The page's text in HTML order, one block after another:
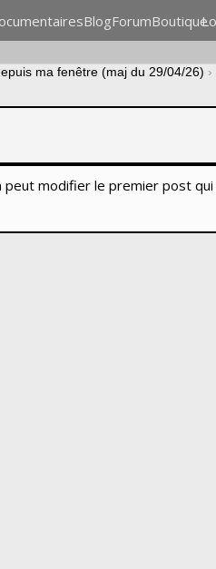
BlogForumBoutique
ma fenêtre (maj du 29/04/26) ›
modifier le premier post qui